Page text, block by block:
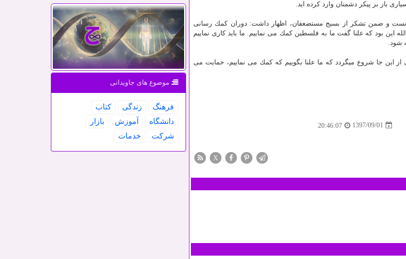
باز بر پیكر دشمنان وارد كرده اید.
و ضمن تشكر از بسیج مستضعفان، اظهار داشت: دوران كمك رسانی
بود كه علنا گفت ما به فلسطین كمك می نماییم. ما باید كاری نماییم
شود.
از این جا شروع میگردد كه ما علنا بگوییم كه كمك می نماییم، حمایت می
1397/09/01
20:46:07
X
موضوع های جاویدانی
فرهنگ زندگی
كتاب
دانشگاه
آموزش
بازار
شركت
خدمات